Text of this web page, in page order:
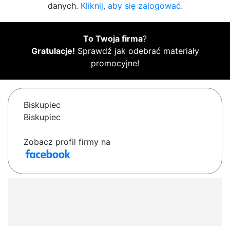
danych. Kliknij, aby się zalogować.
To Twoja firma?
Gratulacje! Sprawdź jak odebrać materiały
promocyjne!
Biskupiec
Biskupiec
Zobacz profil firmy na